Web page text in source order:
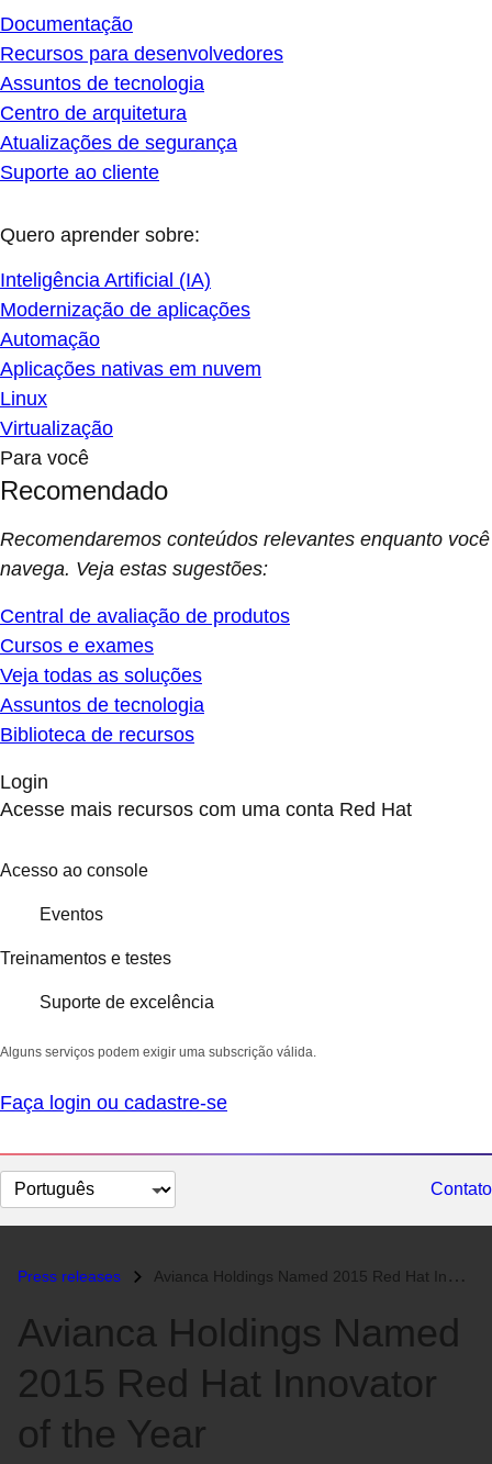
Documentação
Recursos para desenvolvedores
Assuntos de tecnologia
Centro de arquitetura
Atualizações de segurança
Suporte ao cliente
Quero aprender sobre:
Inteligência Artificial (IA)
Modernização de aplicações
Automação
Aplicações nativas em nuvem
Linux
Virtualização
Para você
Recomendado
Recomendaremos conteúdos relevantes enquanto você
navega. Veja estas sugestões:
Central de avaliação de produtos
Cursos e exames
Veja todas as soluções
Assuntos de tecnologia
Biblioteca de recursos
Login
Acesse mais recursos com uma conta Red Hat
Acesso ao console
Eventos
Treinamentos e testes
Suporte de excelência
Alguns serviços podem exigir uma subscrição válida.
Faça login ou cadastre-se
Selecionar
idioma
Contato
Press releases Avianca Holdings Named 2015 Red Hat Innovator of the Year...
Avianca Holdings Named
2015 Red Hat Innovator
of the Year